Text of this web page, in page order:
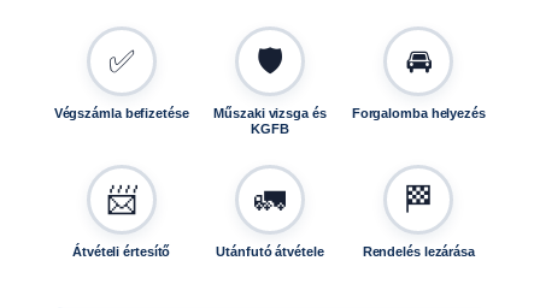
✅
Végszámla befizetése
🛡️
Műszaki vizsga és
KGFB
🚘
Forgalomba helyezés
📨
Átvételi értesítő
🚛
Utánfutó átvétele
🏁
Rendelés lezárása